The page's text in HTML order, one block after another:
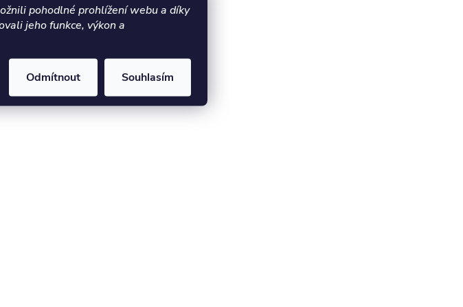
pohodlné prohlížení webu a díky
jeho funkce, výkon a
Odmítnout Souhlasím